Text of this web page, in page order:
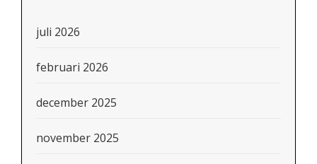
juli 2026
februari 2026
december 2025
november 2025